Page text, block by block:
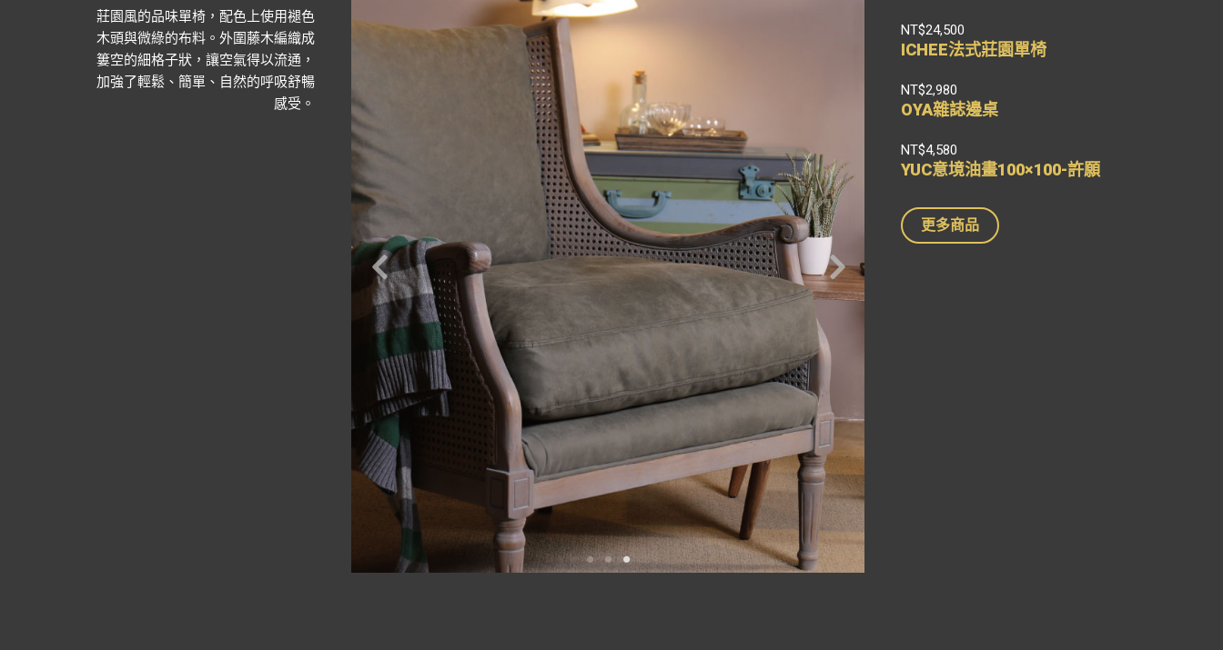
莊園風的品味單椅，配色上使用褪色
木頭與微綠的布料。外圍藤木編織成
簍空的細格子狀，讓空氣得以流通，
加強了輕鬆、簡單、自然的呼吸舒暢
感受。
NT$24,500
ICHEE法式莊園單椅
NT$2,980
OYA雜誌邊桌
NT$4,580
YUC意境油畫100×100-許願
更多商品